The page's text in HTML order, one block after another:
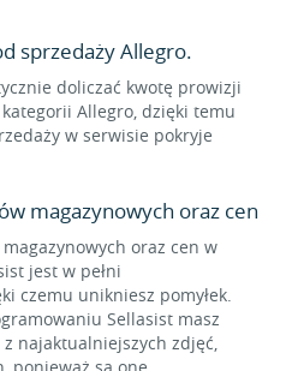
sprzedaży Allegro.
doliczać kwotę prowizji
Allegro, dzięki temu
w serwisie pokryje
magazynowych oraz cen
oraz cen w
jest w pełni
czemu unikniesz pomyłek.
Sellasist masz
z najaktualniejszych zdjęć,